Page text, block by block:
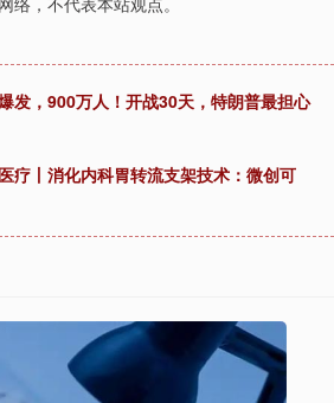
发，900万人！开战30天，特朗普最担心
疗丨消化内科胃转流支架技术：微创可